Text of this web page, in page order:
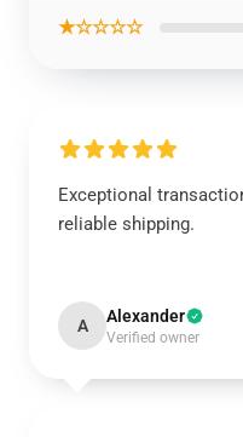
★☆☆☆☆
Exceptional
reliable shipping.
A Alexander
Verified owner